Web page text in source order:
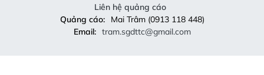
Liên hệ quảng cáo
Quảng cáo:
Mai Trâm (0913 118 448)
Email: tram.sgdttc@gmail.com